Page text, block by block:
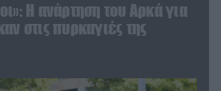
Η ανάρτηση του Αρκά για
στις πυρκαγιές της